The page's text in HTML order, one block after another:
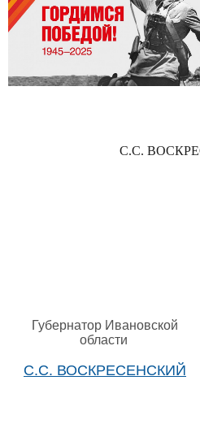
С.С.
Губернатор Ивановской
области
С.С. ВОСКРЕСЕНСКИЙ